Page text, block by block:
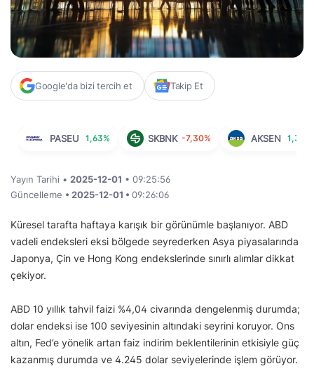
Google'da bizi tercih et Takip Et
PASEU 1,63% SKBNK -7,30% AKSEN 1,37%
Yayın Tarihi • 2025-12-01 • 09:25:56
Güncelleme • 2025-12-01 • 09:26:06
Küresel tarafta haftaya karışık bir görünümle başlanıyor. ABD
vadeli endeksleri eksi bölgede seyrederken Asya piyasalarında
Japonya, Çin ve Hong Kong endekslerinde sınırlı alımlar dikkat
çekiyor.
ABD 10 yıllık tahvil faizi %4,04 civarında dengelenmiş durumda;
dolar endeksi ise 100 seviyesinin altındaki seyrini koruyor. Ons
altın, Fed’e yönelik artan faiz indirim beklentilerinin etkisiyle güç
kazanmış durumda ve 4.245 dolar seviyelerinde işlem görüyor.